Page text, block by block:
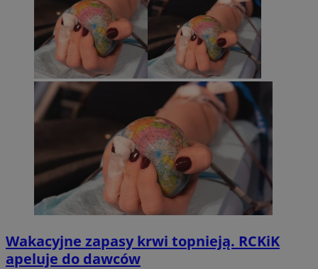
Wakacyjne zapasy krwi topnieją. RCKiK
apeluje do dawców